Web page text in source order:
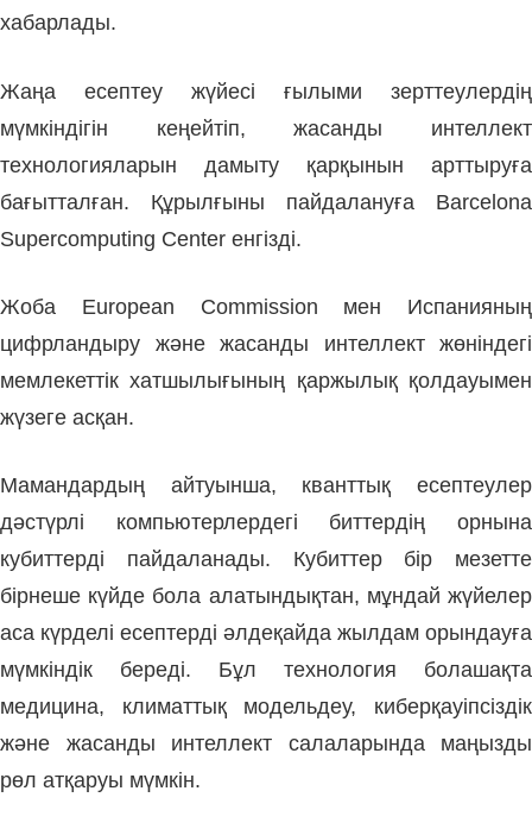
хабарлады.
Жаңа есептеу жүйесі ғылыми зерттеулердің
мүмкіндігін кеңейтіп, жасанды интеллект
технологияларын дамыту қарқынын арттыруға
бағытталған. Құрылғыны пайдалануға Barcelona
Supercomputing Center енгізді.
Жоба European Commission мен Испанияның
цифрландыру және жасанды интеллект жөніндегі
мемлекеттік хатшылығының қаржылық қолдауымен
жүзеге асқан.
Мамандардың айтуынша, кванттық есептеулер
дәстүрлі компьютерлердегі биттердің орнына
кубиттерді пайдаланады. Кубиттер бір мезетте
бірнеше күйде бола алатындықтан, мұндай жүйелер
аса күрделі есептерді әлдеқайда жылдам орындауға
мүмкіндік береді. Бұл технология болашақта
медицина, климаттық модельдеу, киберқауіпсіздік
және жасанды интеллект салаларында маңызды
рөл атқаруы мүмкін.